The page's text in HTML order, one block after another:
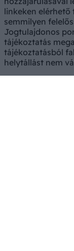
linkeken
semmilyen
Jogtulajdonos
tájékoztatás
tájékoztatásból
helytállást nem